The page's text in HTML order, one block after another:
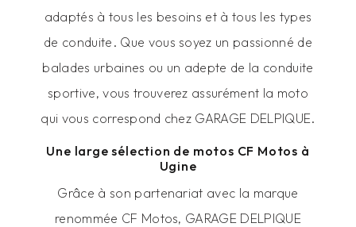
adaptés à tous les besoins et à tous les types
de conduite. Que vous soyez un passionné de
balades urbaines ou un adepte de la conduite
sportive, vous trouverez assurément la moto
qui vous correspond chez GARAGE DELPIQUE.
Une large sélection de motos CF Motos à
Ugine
Grâce à son partenariat avec la marque
renommée CF Motos, GARAGE DELPIQUE